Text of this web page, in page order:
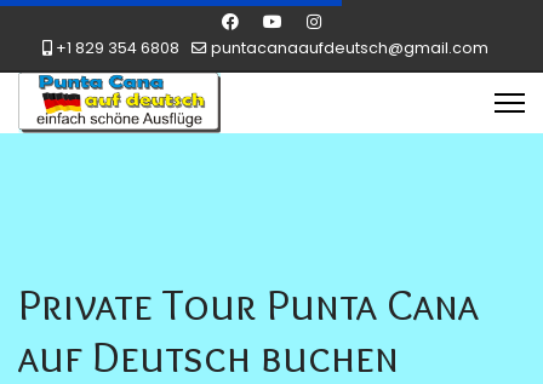
+1 829 354 6808 puntacanaaufdeutsch@gmail.com
Private Tour Punta Cana
auf Deutsch buchen